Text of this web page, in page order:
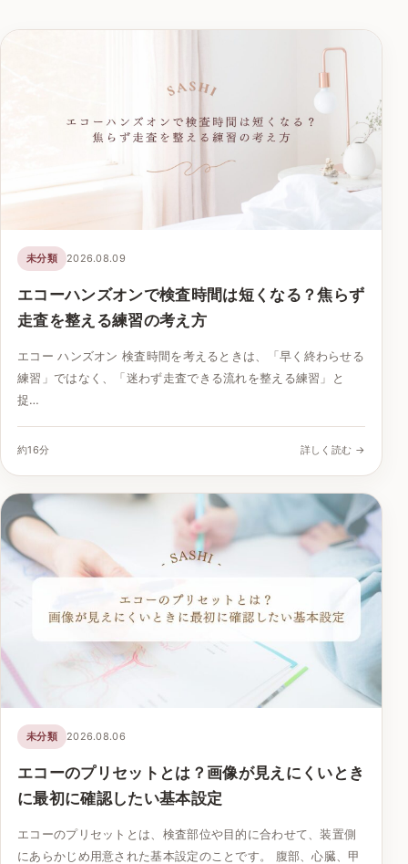
未分類 2026.08.09
エコーハンズオンで検査時間は短くなる？焦らず
走査を整える練習の考え方
エコー ハンズオン 検査時間を考えるときは、「早く終わらせる
練習」ではなく、「迷わず走査できる流れを整える練習」と
捉…
約16分 詳しく読む →
未分類 2026.08.06
エコーのプリセットとは？画像が見えにくいとき
に最初に確認したい基本設定
エコーのプリセットとは、検査部位や目的に合わせて、装置側
にあらかじめ用意された基本設定のことです。 腹部、心臓、甲